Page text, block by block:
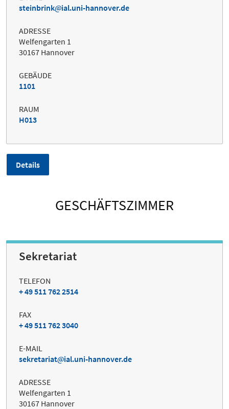
steinbrink
ial.uni-hannover.de
ADRESSE
Welfengarten 1
30167 Hannover
GEBÄUDE
1101
RAUM
H013
Details
GESCHÄFTSZIMMER
Sekretariat
TELEFON
+ 49 511 762 2514
FAX
+ 49 511 762 3040
E-MAIL
sekretariat
ial.uni-hannover.de
ADRESSE
Welfengarten 1
30167 Hannover